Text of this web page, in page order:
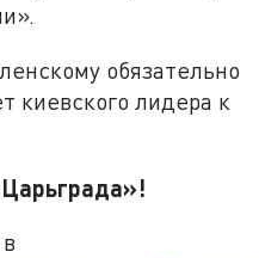
обязательно
киевского лидера к
«Царьграда»!